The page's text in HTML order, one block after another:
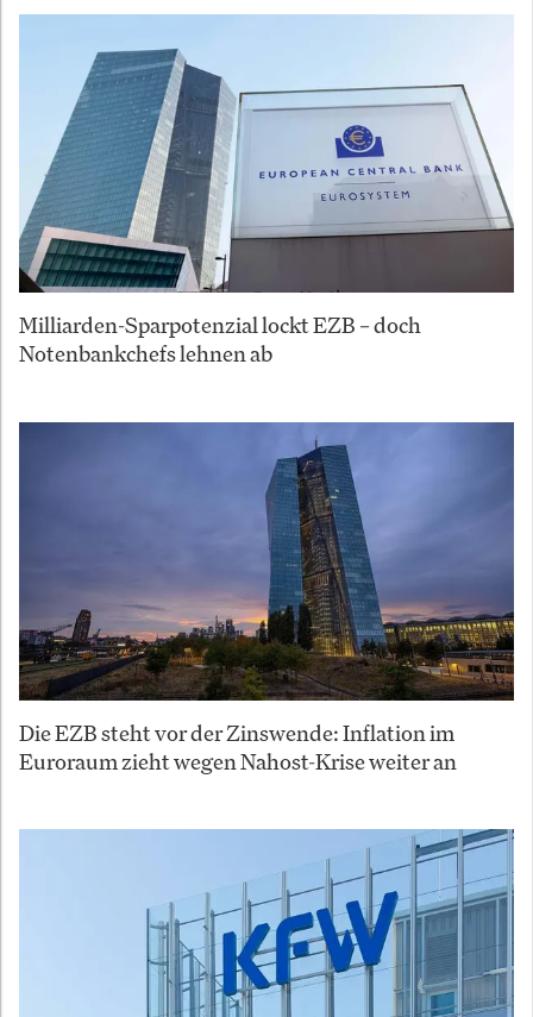
Milliarden-Sparpotenzial lockt EZB – doch
Notenbankchefs lehnen ab
Die EZB steht vor der Zinswende: Inflation im
Euroraum zieht wegen Nahost-Krise weiter an